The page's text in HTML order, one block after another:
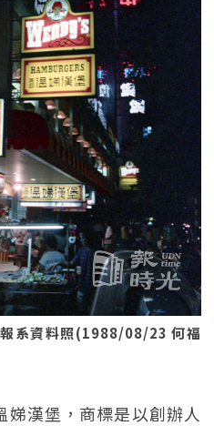
系資料照(1988/08/23 何福
漢堡，商標是以創辦人